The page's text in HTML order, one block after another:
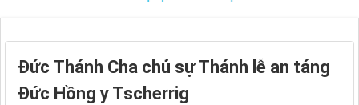
Đức Thánh Cha chủ sự Thánh lễ an táng
Đức Hồng y Tscherrig